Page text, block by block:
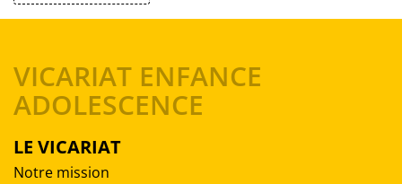
VICARIAT ENFANCE
ADOLESCENCE
LE VICARIAT
Notre mission